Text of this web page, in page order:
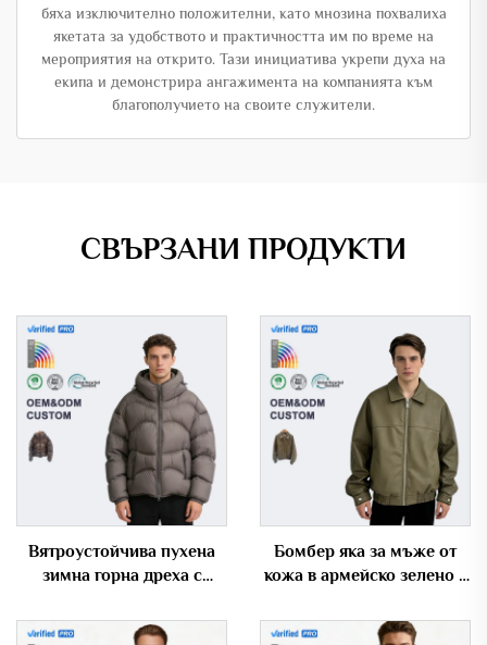
бяха изключително положителни, като мнозина похвалиха
якетата за удобството и практичността им по време на
мероприятия на открито. Тази инициатива укрепи духа на
екипа и демонстрира ангажимента на компанията към
благополучието на своите служители.
СВЪРЗАНИ ПРОДУКТИ
Вятроустойчива пухена
зимна горна дреха с
оформление и капюшон
Бомбер яка за мъже от
кожа в армейско зелено с
голям размер